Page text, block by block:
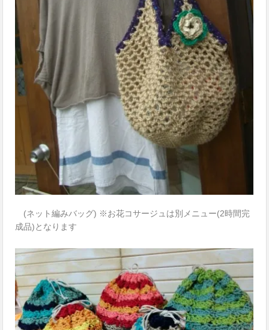
(ネット編みバッグ) ※お花コサージュは別メニュー(2時間完
成品)となります